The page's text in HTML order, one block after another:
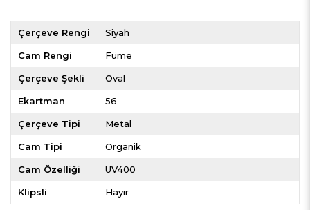
Çerçeve Rengi Siyah
Cam Rengi Füme
Çerçeve Şekli Oval
Ekartman 56
Çerçeve Tipi Metal
Cam Tipi Organik
Cam Özelliği UV400
Klipsli Hayır